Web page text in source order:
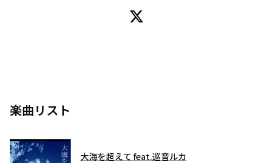
楽曲リスト
大海を超えて feat.巡音ルカ